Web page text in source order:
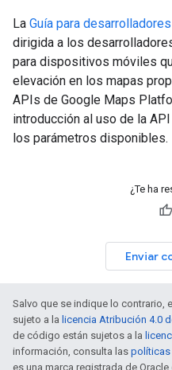
La Guía para
dirigida a los
para dispositivos móviles
elevación en los mapas
APIs de Google Maps
introducción al uso de la
los parámetros disponibles.
¿Te ha
Enviar
Salvo que se indique lo contrario,
sujeto a la licencia Atribución 4.0
de código están sujetos a la
información, consulta las políticas
es una marca registrada de